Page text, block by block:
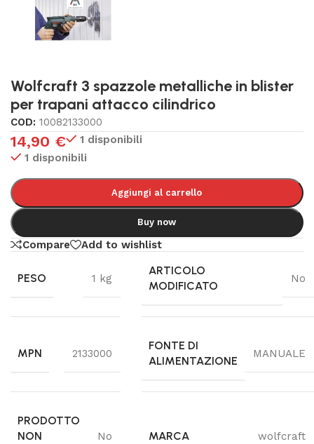
Wolfcraft 3 spazzole metalliche in blister
per trapani attacco cilindrico
COD: 10082133000
14,90 €
1 disponibili
1 disponibili
Aggiungi al carrello
Buy now
Compare Add to wishlist
PESO 1 kg
ARTICOLO
MODIFICATO
No
MPN 2133000
FONTE DI
ALIMENTAZIONE
MANUALE
PRODOTTO
NON
No MARCA wolfcraft